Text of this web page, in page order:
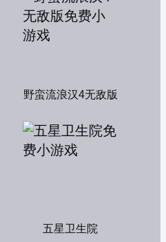
野蛮流浪汉4无敌版
五星卫生院